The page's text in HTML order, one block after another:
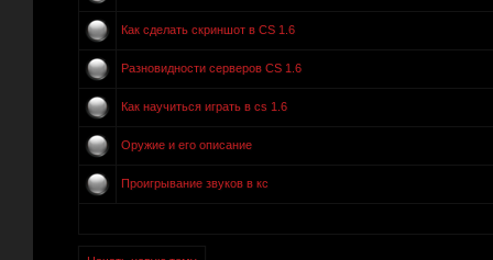
Как сделать скриншот в CS 1.6
Разновидности серверов CS 1.6
Как научиться играть в cs 1.6
Оружие и его описание
Проигрывание звуков в кс